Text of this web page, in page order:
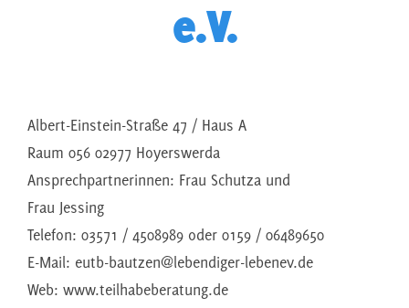
e.V.
Albert-Einstein-Straße 47 / Haus A
Raum 056 02977 Hoyerswerda
Ansprechpartnerinnen: Frau Schutza und
Frau Jessing
Telefon: 03571 / 4508989 oder 0159 / 06489650
E-Mail: eutb-bautzen@lebendiger-lebenev.de
Web: www.teilhabeberatung.de